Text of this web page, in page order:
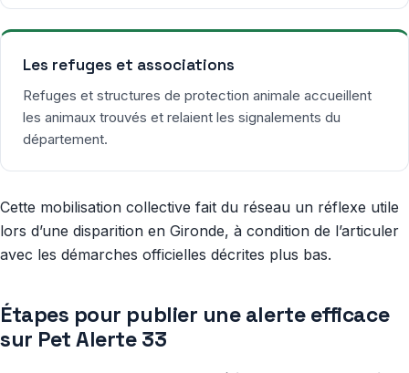
Les refuges et associations
Refuges et structures de protection animale accueillent
les animaux trouvés et relaient les signalements du
département.
Cette mobilisation collective fait du réseau un réflexe utile
lors d’une disparition en Gironde, à condition de l’articuler
avec les démarches officielles décrites plus bas.
Étapes pour publier une alerte efficace
sur Pet Alerte 33